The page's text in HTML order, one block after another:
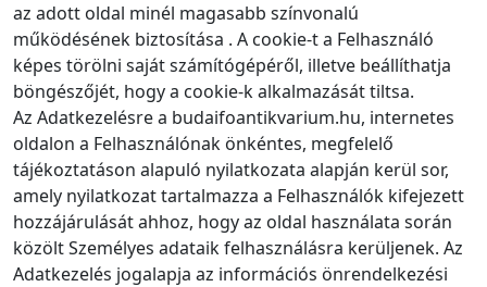
az adott oldal minél magasabb színvonalú
működésének biztosítása . A cookie-t a Felhasználó
képes törölni saját számítógépéről, illetve beállíthatja
böngészőjét, hogy a cookie-k alkalmazását tiltsa.
Az Adatkezelésre a budaifoantikvarium.hu, internetes
oldalon a Felhasználónak önkéntes, megfelelő
tájékoztatáson alapuló nyilatkozata alapján kerül sor,
amely nyilatkozat tartalmazza a Felhasználók kifejezett
hozzájárulását ahhoz, hogy az oldal használata során
közölt Személyes adataik felhasználásra kerüljenek. Az
Adatkezelés jogalapja az információs önrendelkezési